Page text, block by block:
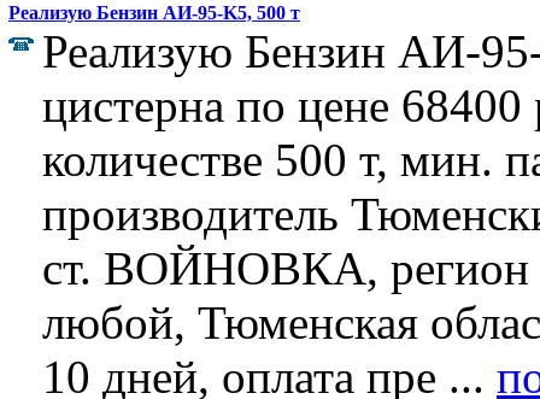
Реализую Бензин АИ-95-K5, 500 т
Реализую Бензин АИ-
цистерна по цене 68400
количестве 500 т, мин.
производитель
ст. ВОЙНОВКА, регион
любой, Тюменская
10 дней, оплата пре ...